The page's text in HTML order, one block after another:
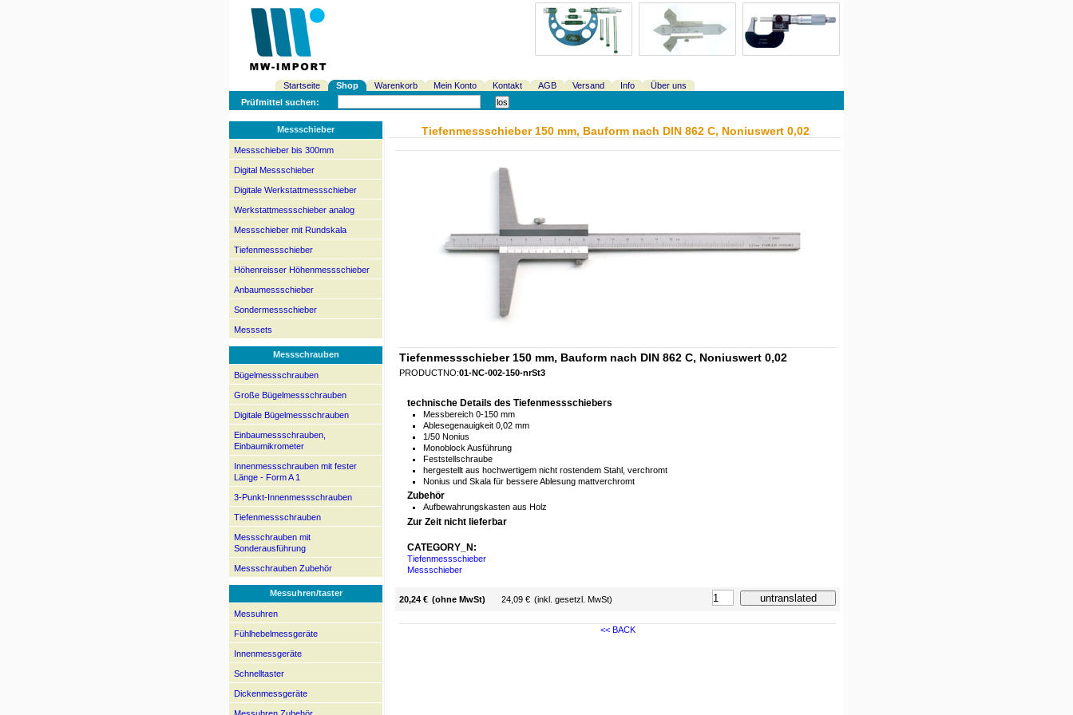
Startseite Shop Warenkorb Mein Konto Kontakt AGB Versand Info
Über uns
Prüfmittel suchen:
Messschieber
Messschieber bis 300mm
Digital Messschieber
Digitale Werkstattmessschieber
Werkstattmessschieber analog
Messschieber mit Rundskala
Tiefenmessschieber
Höhenreisser Höhenmessschieber
Anbaumessschieber
Sondermessschieber
Messsets
Messschrauben
Bügelmessschrauben
Große Bügelmessschrauben
Digitale Bügelmessschrauben
Einbaumessschrauben,
Einbaumikrometer
Innenmessschrauben mit fester
Länge - Form A 1
3-Punkt-Innenmessschrauben
Tiefenmessschrauben
Messschrauben mit
Sonderausführung
Messschrauben Zubehör
Messuhren/taster
Messuhren
Fühlhebelmessgeräte
Innenmessgeräte
Schnelltaster
Dickenmessgeräte
Tiefenmessschieber 150 mm, Bauform nach DIN 862 C, Noniuswert 0,02
Tiefenmessschieber 150 mm, Bauform nach DIN 862 C, Noniuswert 0,02
PRODUCTNO:01-NC-002-150-nrSt3
technische Details des Tiefenmessschiebers
Messbereich 0-150 mm
Ablesegenauigkeit 0,02 mm
1/50 Nonius
Monoblock Ausführung
Feststellschraube
hergestellt aus hochwertigem nicht rostendem Stahl, verchromt
Nonius und Skala für bessere Ablesung mattverchromt
Zubehör
Aufbewahrungskasten aus Holz
Zur Zeit nicht lieferbar
CATEGORY_N:
Tiefenmessschieber
Messschieber
20,24 € (ohne MwSt) 24,09 € (inkl. gesetzl. MwSt)
<< BACK